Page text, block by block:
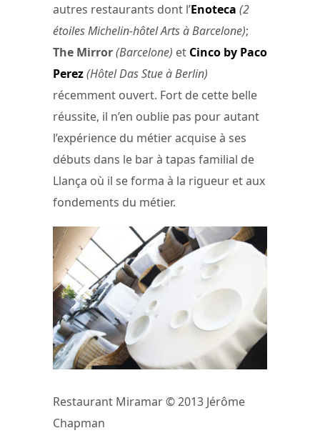
autres restaurants dont l’Enoteca (2
étoiles Michelin-hôtel Arts à Barcelone);
The Mirror(Barcelone) et Cinco by Paco
Perez(Hôtel Das Stue à Berlin)
récemment ouvert. Fort de cette belle
réussite, il n’en oublie pas pour autant
l’expérience du métier acquise à ses
débuts dans le bar à tapas familial de
Llança où il se forma à la rigueur et aux
fondements du métier.
Restaurant Miramar © 2013 Jérôme
Chapman